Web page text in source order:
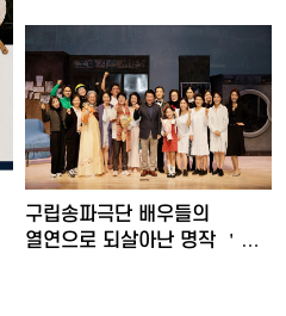
구립송파극단 배우들의
열연으로 되살아난 명작 ＇